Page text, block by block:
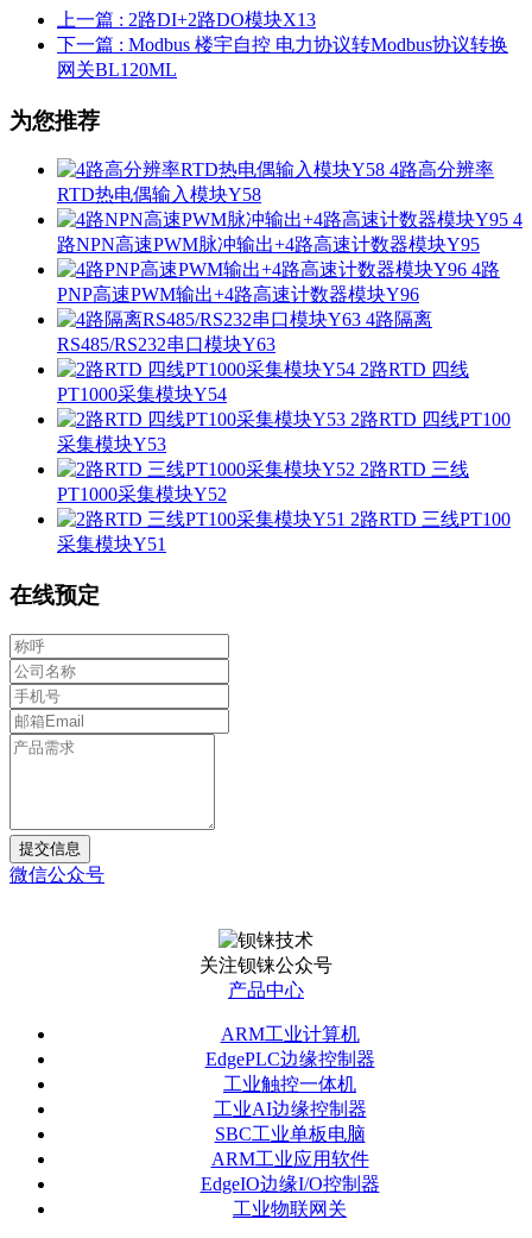
上一篇 : 2路DI+2路DO模块X13
下一篇 : Modbus 楼宇自控 电力协议转Modbus协议转换
网关BL120ML
为您推荐
4路高分辨率
RTD热电偶输入模块Y58
4
路NPN高速PWM脉冲输出+4路高速计数器模块Y95
4路
PNP高速PWM输出+4路高速计数器模块Y96
4路隔离
RS485/RS232串口模块Y63
2路RTD 四线
PT1000采集模块Y54
2路RTD 四线PT100
采集模块Y53
2路RTD 三线
PT1000采集模块Y52
2路RTD 三线PT100
采集模块Y51
在线预定
提交信息
微信公众号
关注钡铼公众号
产品中心
ARM工业计算机
EdgePLC边缘控制器
工业触控一体机
工业AI边缘控制器
SBC工业单板电脑
ARM工业应用软件
EdgeIO边缘I/O控制器
工业物联网关